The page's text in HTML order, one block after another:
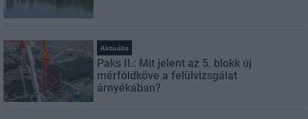
Aktuális
Paks II.: Mit jelent az 5. blokk új
mérföldköve a felülvizsgálat
árnyékában?